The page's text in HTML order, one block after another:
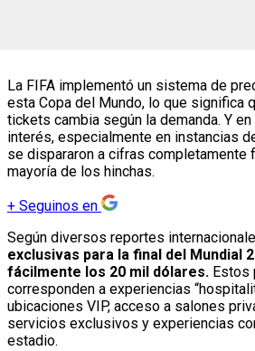
La FIFA implementó un sistema de
esta Copa del Mundo, lo que significa
tickets cambia según la demanda. Y
interés, especialmente en instancias
se dispararon a cifras completamente
mayoría de los hinchas.
+ Seguinos en
Según diversos reportes
exclusivas para la final del Mundial
fácilmente los 20 mil dólares. Estos
corresponden a experiencias
ubicaciones VIP, acceso a salones
servicios exclusivos y experiencias
estadio.